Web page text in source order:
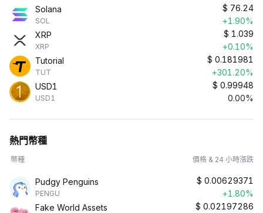
Solana
SOL
$ 76.24
+1.90%
XRP
XRP
$ 1.039
+0.10%
Tutorial
TUT
$ 0.181981
+301.20%
USD1
USD1
$ 0.99948
0.00%
熱門幣種
幣種 價格 & 24 小時漲跌
Pudgy Penguins
PENGU
$ 0.00629371
+1.80%
Fake World Assets
$ 0.02197286